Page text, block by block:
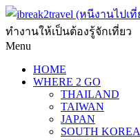
ทำงานให้เป็นต้องรู้จักเที่ยว
Menu
HOME
WHERE 2 GO
THAILAND
TAIWAN
JAPAN
SOUTH KOREA